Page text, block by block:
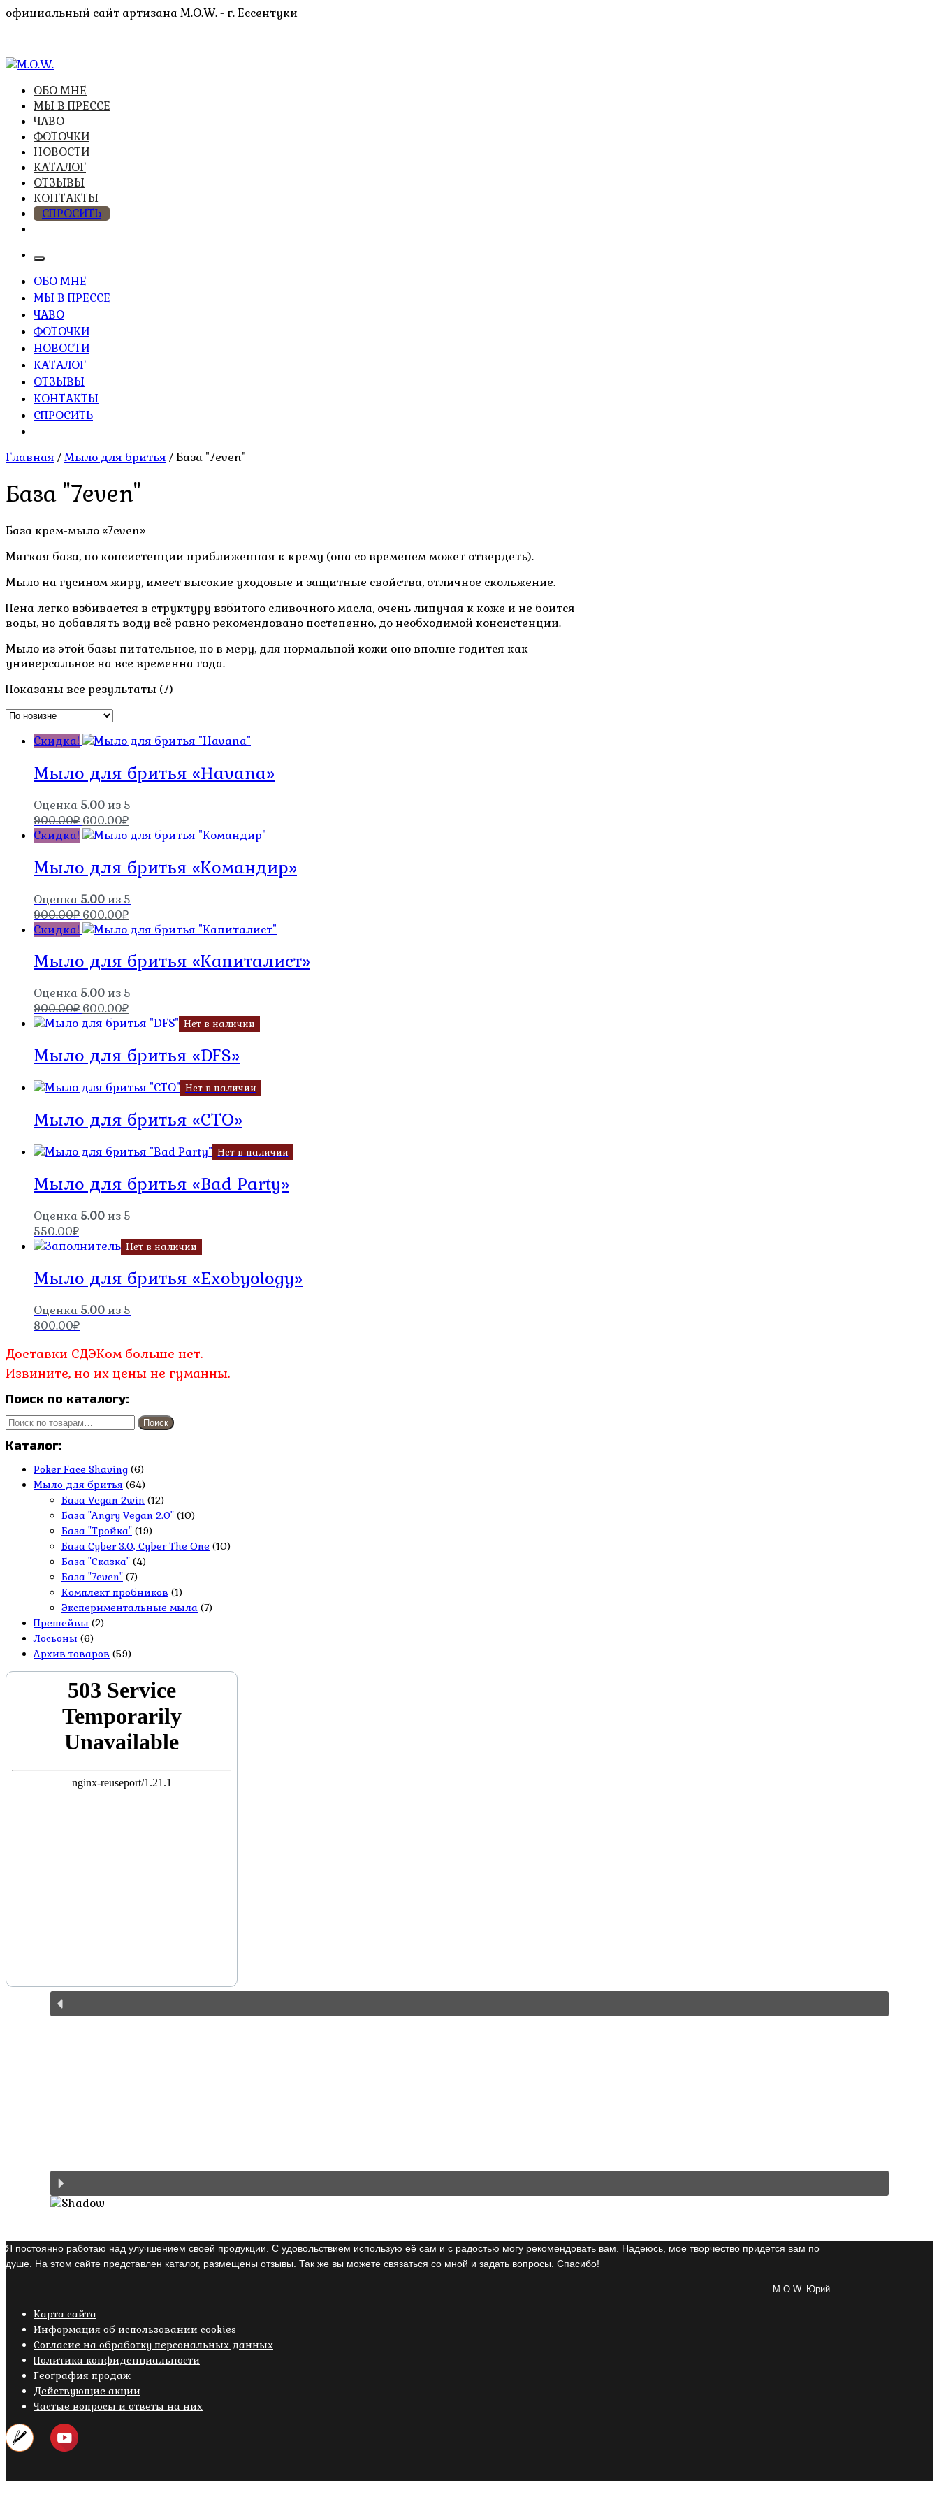
Перейти
официальный сайт артизана M.O.W. - г. Ессентуки
M.O.W.
высочайшее качество из натуральных компонентов
ОБО МНЕ
МЫ В ПРЕССЕ
ЧАВО
ФОТОЧКИ
НОВОСТИ
КАТАЛОГ
ОТЗЫВЫ
КОНТАКТЫ
СПРОСИТЬ
ОБО МНЕ
МЫ В ПРЕССЕ
ЧАВО
ФОТОЧКИ
НОВОСТИ
КАТАЛОГ
ОТЗЫВЫ
КОНТАКТЫ
СПРОСИТЬ
Главная /Мыло для бритья / База "7even"
База "7even"
База крем-мыло «7even»
Мягкая база, по консистенции приближенная к крему (она со временем может отвердеть).
Мыло на гусином жиру, имеет высокие уходовые и защитные свойства, отличное скольжение.
Пена легко взбивается в структуру взбитого сливочного масла, очень липучая к коже и не боится
воды, но добавлять воду всё равно рекомендовано постепенно, до необходимой консистенции.
Мыло из этой базы питательное, но в меру, для нормальной кожи оно вполне годится как
универсальное на все временна года.
Показаны все результаты (7)
Скидка!
Мыло для бритья «Havana»
Оценка 5.00 из 5
900.00₽ Первоначальная
цена
900.00₽.
600.00₽Текущая
цена:
Скидка!
Мыло для бритья «Командир»
Оценка 5.00 из 5
900.00₽ Первоначальная
цена
900.00₽.
600.00₽Текущая
цена:
Скидка!
Мыло для бритья «Капиталист»
Оценка 5.00 из 5
900.00₽ Первоначальная
цена
900.00₽.
600.00₽Текущая
цена:
Нет в наличии
Мыло для бритья «DFS»
Нет в наличии
Мыло для бритья «СТО»
Нет в наличии
Мыло для бритья «Bad Party»
Оценка 5.00 из 5
550.00₽
Нет в наличии
Мыло для бритья «Exobyology»
Оценка 5.00 из 5
800.00₽
Доставки СДЭКом больше нет.
Извините, но их цены не гуманны.
Поиск по каталогу:
Искать: Поиск
Каталог:
Poker Face Shaving (6)
Мыло для бритья (64)
База Vegan 2win (12)
База "Angry Vegan 2.0" (10)
База "Тройка" (19)
База Cyber 3.0, Cyber The One (10)
База "Сказка" (4)
База "7even" (7)
Комплект пробников (1)
Экспериментальные мыла (7)
Прешейвы (2)
Лосьоны (6)
Архив товаров (59)
Я постоянно работаю над улучшением своей продукции. С удовольствием использую её сам и с радостью могу рекомендовать вам. Надеюсь, мое творчество придется вам по
душе. На этом сайте представлен каталог, размещены отзывы. Так же вы можете связаться со мной и задать вопросы. Спасибо!
M.O.W. Юрий
Карта сайта
Информация об использовании cookies
Cогласие на обработку персональных данных
Политика конфиденциальности
География продаж
Действующие акции
Частые вопросы и ответы на них